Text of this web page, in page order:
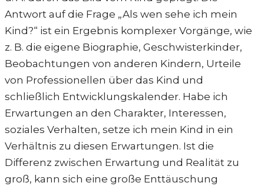
Antwort auf die Frage „Als wen sehe ich mein
Kind?“ ist ein Ergebnis komplexer Vorgänge, wie
z. B. die eigene Biographie, Geschwisterkinder,
Beobachtungen von anderen Kindern, Urteile
von Professionellen über das Kind und
schließlich Entwicklungskalender. Habe ich
Erwartungen an den Charakter, Interessen,
soziales Verhalten, setze ich mein Kind in ein
Verhältnis zu diesen Erwartungen. Ist die
Differenz zwischen Erwartung und Realität zu
groß, kann sich eine große Enttäuschung